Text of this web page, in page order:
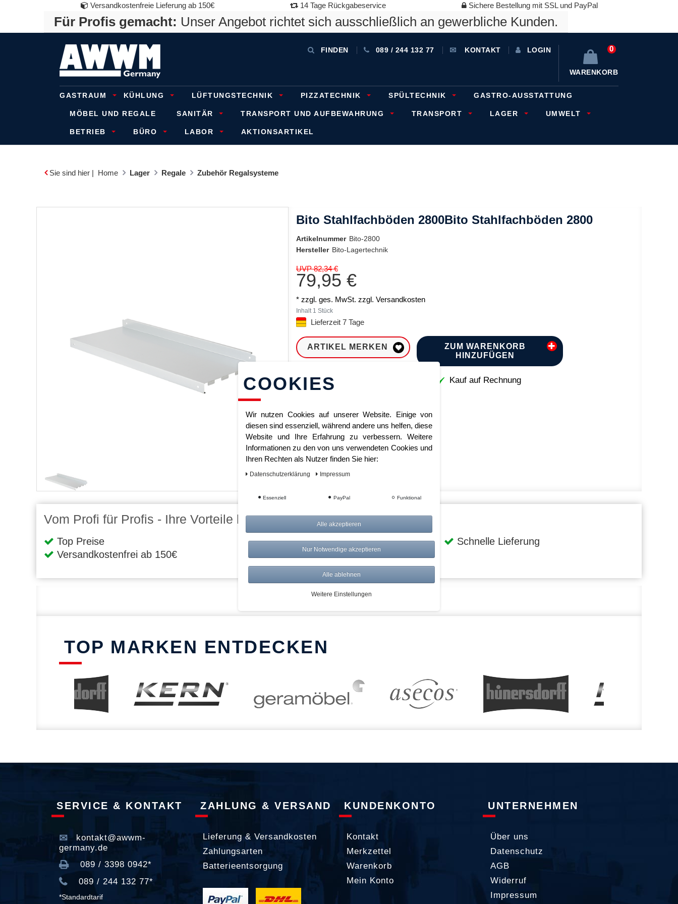
Versandkostenfreie Lieferung ab 150€ 14 Tage Rückgabeservice Sichere Bestellung mit SSL und PayPal
Für Profis gemacht: Unser Angebot richtet sich ausschließlich an gewerbliche Kunden.
FINDEN 089 / 244 132 77 KONTAKT LOGIN 0
WARENKORB
GASTRAUM KÜHLUNG LÜFTUNGSTECHNIK PIZZATECHNIK SPÜLTECHNIK GASTRO-AUSSTATTUNG
MÖBEL UND REGALE SANITÄR TRANSPORT UND AUFBEWAHRUNG TRANSPORT LAGER UMWELT
BETRIEB BÜRO LABOR AKTIONSARTIKEL
Sie sind hier | Home Lager Regale Zubehör Regalsysteme
Bito Stahlfachböden 2800Bito Stahlfachböden 2800
Artikelnummer Bito-2800
Hersteller Bito-Lagertechnik
UVP 82,34 €
79,95 €
* zzgl. ges. MwSt. zzgl. Versandkosten
Inhalt 1 Stück
Lieferzeit 7 Tage
ARTIKEL MERKEN
ZUM WARENKORB
HINZUFÜGEN
Sofort lieferbar Kauf auf Rechnung
Vom Profi für Profis - Ihre Vorteile bei AWWM:
Top Preise
Versandkostenfrei ab 150€
Risikolos: 14 Tage Rückgabe
Über 20.000 Artikel
Schnelle Lieferung
TOP MARKEN ENTDECKEN
SERVICE & KONTAKT
kontakt@awwm-
germany.de
089 / 3398 0942*
089 / 244 132 77*
*Standardtarif
ZAHLUNG & VERSAND
Lieferung & Versandkosten
Zahlungsarten
Batterieentsorgung
KUNDENKONTO
Kontakt
Merkzettel
Warenkorb
Mein Konto
UNTERNEHMEN
Über uns
Datenschutz
AGB
Widerruf
Impressum
COOKIES
Wir nutzen Cookies auf unserer Website. Einige von
diesen sind essenziell, während andere uns helfen, diese
Website und Ihre Erfahrung zu verbessern. Weitere
Informationen zu den von uns verwendeten Cookies und
Ihren Rechten als Nutzer finden Sie hier:
Daten­schutz­erklärung Impressum
Essenziell PayPal Funktional
Alle akzeptieren
Nur Notwendige akzeptieren
Alle ablehnen
Weitere Einstellungen